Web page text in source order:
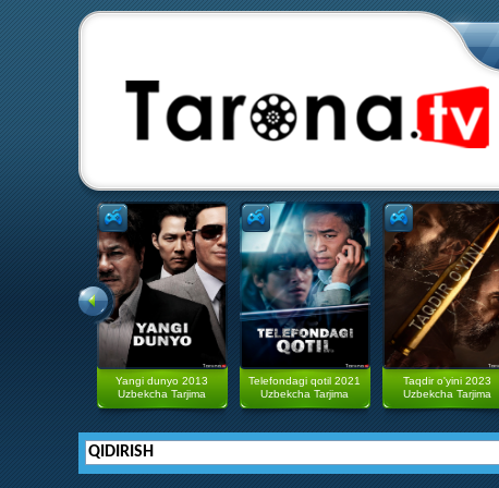
Yangi dunyo 2013
Uzbekcha Tarjima
Telefondagi qotil 2021
Uzbekcha Tarjima
Taqdir o'yini 2023
Uzbekcha Tarjima